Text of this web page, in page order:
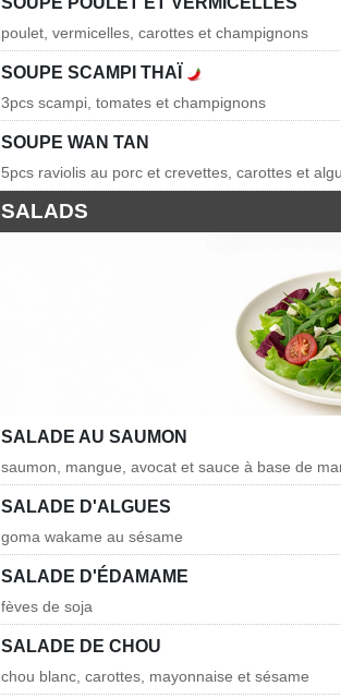
poulet, vermicelles, carottes et champignons
SOUPE SCAMPI THAÏ
3pcs scampi, tomates et champignons
SOUPE WAN TAN
5pcs raviolis au porc et crevettes, carottes et
SALADS
SALADE AU SAUMON
saumon, mangue, avocat et sauce à base de
SALADE D'ALGUES
goma wakame au sésame
SALADE D'ÉDAMAME
fèves de soja
SALADE DE CHOU
chou blanc, carottes, mayonnaise et sésame